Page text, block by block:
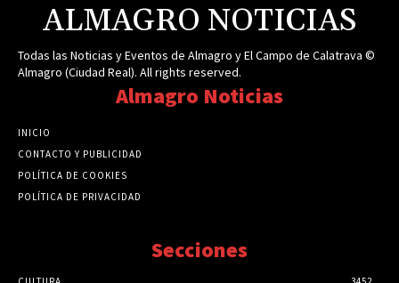
ALMAGRO NOTICIAS
Todas las Noticias y Eventos de Almagro y El Campo de Calatrava ©
Almagro (Ciudad Real). All rights reserved.
Almagro Noticias
INICIO
CONTACTO Y PUBLICIDAD
POLÍTICA DE COOKIES
POLÍTICA DE PRIVACIDAD
Secciones